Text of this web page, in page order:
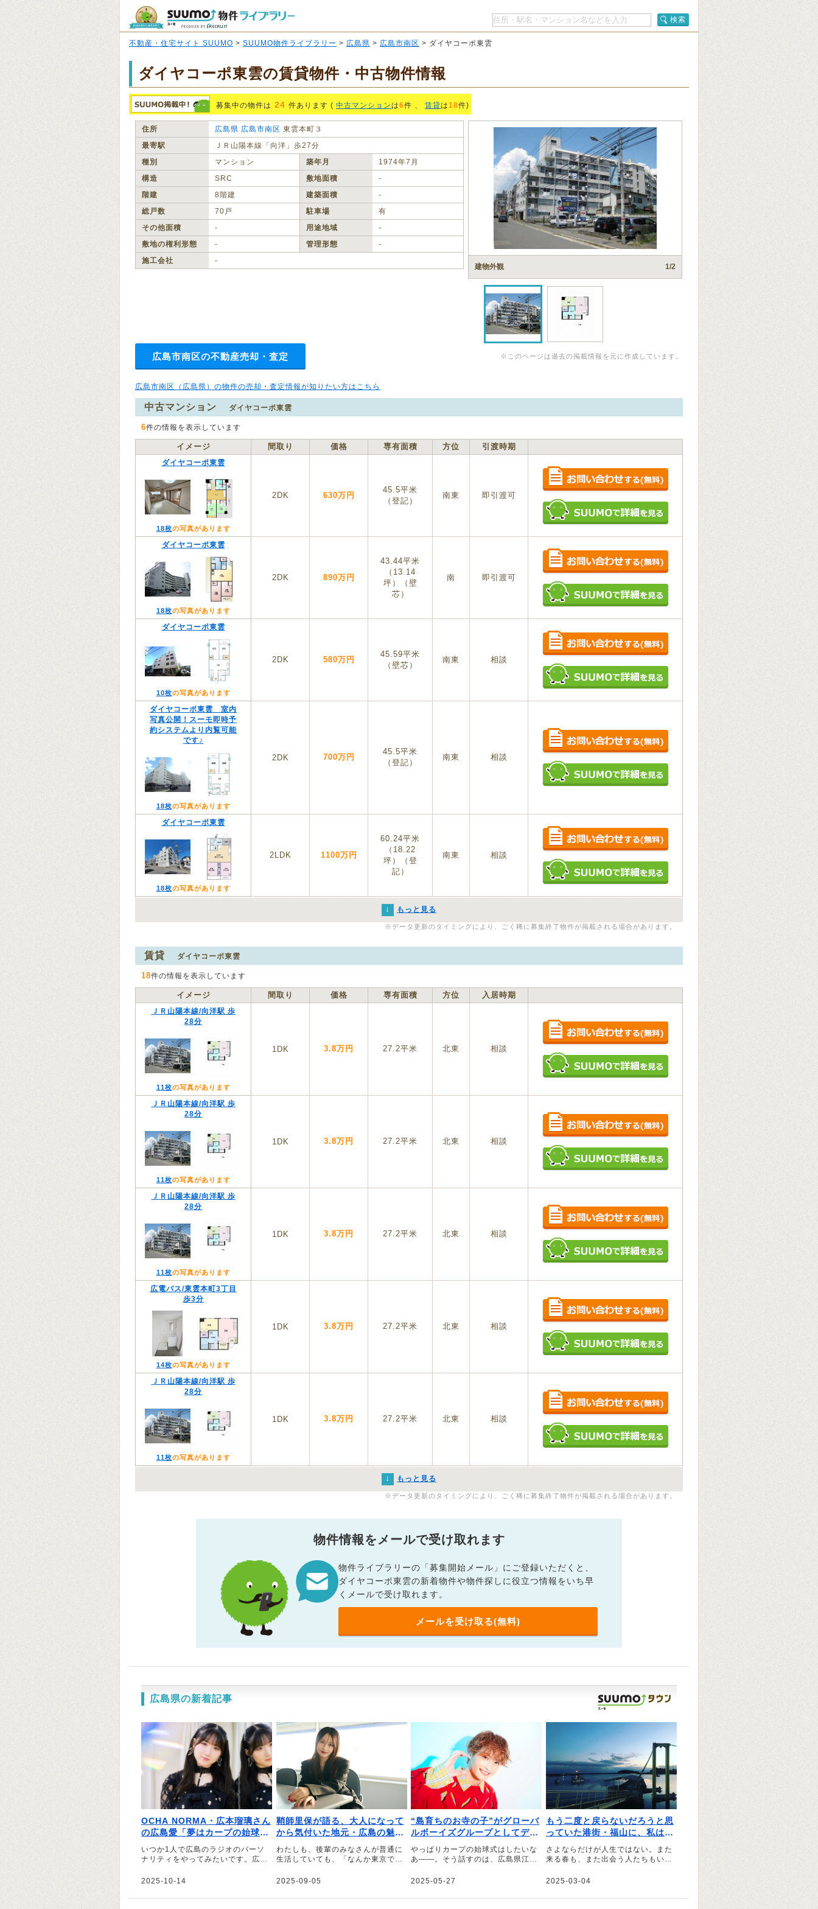
検索
不動産・住宅サイト SUUMO > SUUMO物件ライブラリー > 広島県 > 広島市南区 > ダイヤコーポ東雲
ダイヤコーポ東雲の賃貸物件・中古物件情報
募集中の物件は 24 件あります ( 中古マンションは6件 、 賃貸は18件)
住所 広島県 広島市南区 東雲本町３
最寄駅
ＪＲ山陽本線「向洋」歩27分
種別
マンション 築年月
1974年7月
構造
SRC 敷地面積
‐
階建
8階建 建築面積
‐
総戸数
70戸 駐車場
有
その他面積
‐ 用途地域
‐
敷地の権利形態
‐ 管理形態
‐
施工会社
‐
建物外観 1/2
※このページは過去の掲載情報を元に作成しています。
広島市南区の不動産売却・査定
広島市南区（広島県）の物件の売却・査定情報が知りたい方はこちら
中古マンション ダイヤコーポ東雲
6件の情報を表示しています
イメージ 間取り 価格 専有面積 方位 引渡時期
ダイヤコーポ東雲
18枚の写真があります
2DK 630万円
45.5平米
（登記）
南東 即引渡可
ダイヤコーポ東雲
18枚の写真があります
2DK 890万円
43.44平米
（13.14
坪）（壁
芯）
南 即引渡可
ダイヤコーポ東雲
10枚の写真があります
2DK 580万円
45.59平米
（壁芯）
南東 相談
ダイヤコーポ東雲 室内
写真公開！スーモ即時予
約システムより内覧可能
です♪
18枚の写真があります
2DK 700万円
45.5平米
（登記）
南東 相談
ダイヤコーポ東雲
18枚の写真があります
2LDK 1100万円
60.24平米
（18.22
坪）（登
記）
南東 相談
↓ もっと見る
※データ更新のタイミングにより、ごく稀に募集終了物件が掲載される場合があります。
賃貸 ダイヤコーポ東雲
18件の情報を表示しています
イメージ 間取り 価格 専有面積 方位 入居時期
ＪＲ山陽本線/向洋駅 歩
28分
11枚の写真があります
1DK 3.8万円 27.2平米 北東 相談
ＪＲ山陽本線/向洋駅 歩
28分
11枚の写真があります
1DK 3.8万円 27.2平米 北東 相談
ＪＲ山陽本線/向洋駅 歩
28分
11枚の写真があります
1DK 3.8万円 27.2平米 北東 相談
広電バス/東雲本町3丁目
歩3分
14枚の写真があります
1DK 3.8万円 27.2平米 北東 相談
ＪＲ山陽本線/向洋駅 歩
28分
11枚の写真があります
1DK 3.8万円 27.2平米 北東 相談
↓ もっと見る
※データ更新のタイミングにより、ごく稀に募集終了物件が掲載される場合があります。
物件情報をメールで受け取れます
物件ライブラリーの「募集開始メール」にご登録いただくと、
ダイヤコーポ東雲の新着物件や物件探しに役立つ情報をいち早
くメールで受け取れます。
メールを受け取る(無料)
広島県の新着記事
OCHA NORMA・広本瑠璃さん
の広島愛「夢はカープの始球式
と広島グリーンアリーナでの単
独公演」
いつか1人で広島のラジオのパーソ
ナリティをやってみたいです。広島
っと知ってもらう機会をつくれたら
ORMAのメンバーで広島県出身の広
2025-10-14
鞘師里保が語る、大人になって
から気付いた地元・広島の魅力
と、NY留学を経て気になる街
わたしも、後輩のみなさんが普通に
生活していても、「なんか東京で頑
るぐらい、頑張りたいです――。そ
師里保さん。小学校卒業前にはデビ
2025-09-05
“島育ちのお寺の子”がグローバ
ルボーイズグループとしてデビ
ューするまで。──DXTEEN寺
尾香信さんを育んだ地元・広島
やっぱりカープの始球式はしたいな
あ――。そう話すのは、広島県江田
ープ「DXTEEN」のメンバー、寺尾
県ののどかな島にあるお寺で生まれ
2025-05-27
もう二度と戻らないだろうと思
っていた港街・福山に、私はい
つか帰ってくる｜文・箭内祥太
さよならだけが人生ではない。また
来る春も、また出会う人たちもいる
ん。出身地である広島県福山市につ
ら綴っていただきました。
2025-03-04